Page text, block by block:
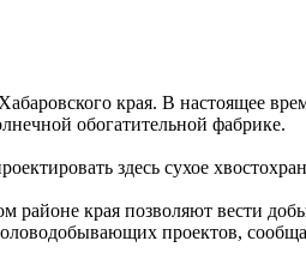
края. В настоящее
обогатительной фабрике.
здесь сухое
края позволяют вести
проектов,